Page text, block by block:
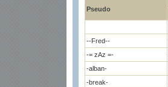
Pseudo
--Fred--
-= zAz =-
-alban-
-break-